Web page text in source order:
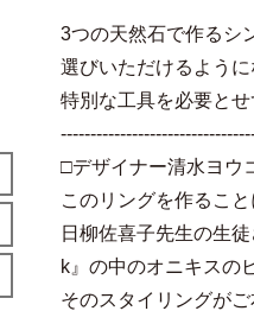
3つの天然石で作るシ
選びいただけるよう
特別な工具を必要と
□デザイナー清水ヨウ
このリングを作るこ
日柳佐喜子先生の生
k』の中のオニキスの
そのスタイリングが